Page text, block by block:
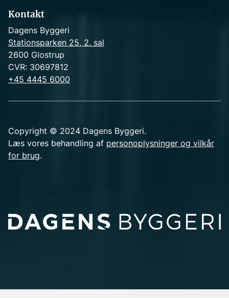
Kontakt
Dagens Byggeri
Stationsparken 25, 2. sal
2600 Glostrup
CVR: 30697812
+45 4445 6000
Copyright © 2024 Dagens Byggeri.
Læs vores behandling af personoplysninger og vilkår
for brug.